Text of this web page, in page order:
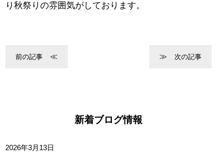
り秋祭りの雰囲気がしております。
前の記事 次の記事
新着ブログ情報
2026年3月13日